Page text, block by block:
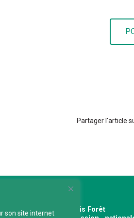
son site internet
Partager l'article
France Bois Forêt